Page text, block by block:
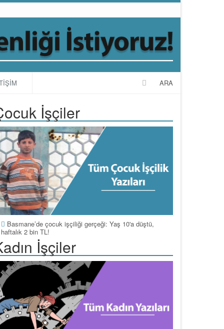
ARA
İşçiler
Basmane’de çocuk işçiliği gerçeği: Yaş 10'a düştü,
haftalık 2 bin TL!
İşçiler